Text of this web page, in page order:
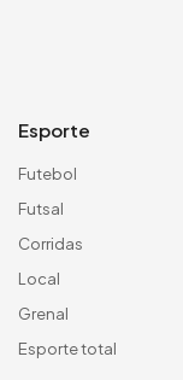
Esporte
Futebol
Futsal
Corridas
Local
Grenal
Esporte total